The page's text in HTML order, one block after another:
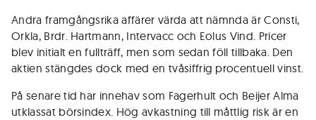
Andra framgångsrika affärer värda att nämnda är Consti,
Orkla, Brdr. Hartmann, Intervacc och Eolus Vind. Pricer
blev initialt en fullträff, men som sedan föll tillbaka. Den
aktien stängdes dock med en tvåsiffrig procentuell vinst.
På senare tid har innehav som Fagerhult och Beijer Alma
utklassat börsindex. Hög avkastning till måttlig risk är en